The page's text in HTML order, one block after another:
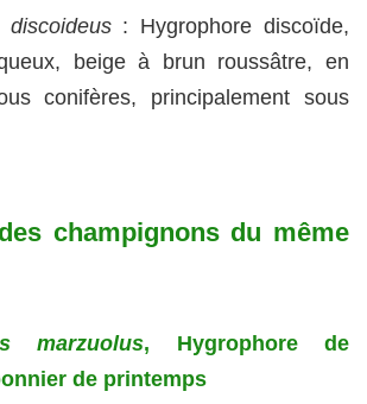
discoideus: Hygrophore discoïde,
beige à brun roussâtre, en
conifères, principalement sous
champignons du même
marzuolus, Hygrophore de
de printemps